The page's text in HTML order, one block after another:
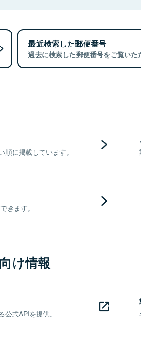
最近検索した郵便番号
過去に検索した郵便番号をご覧いた
に掲載しています。
きます。
け情報
式APIを提供。